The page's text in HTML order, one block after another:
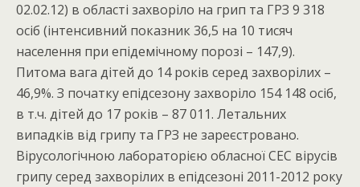
02.02.12) в області захворіло на грип та ГРЗ 9 318
осіб (інтенсивний показник 36,5 на 10 тисяч
населення при епідемічному порозі – 147,9).
Питома вага дітей до 14 років серед захворілих –
46,9%. З початку епідсезону захворіло 154 148 осіб,
в т.ч. дітей до 17 років – 87 011. Летальних
випадків від грипу та ГРЗ не зареєстровано.
Вірусологічною лабораторією обласної СЕС вірусів
грипу серед захворілих в епідсезоні 2011-2012 року